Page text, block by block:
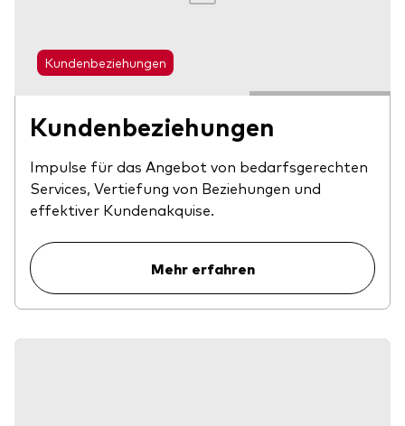
Kundenbeziehungen
Kundenbeziehungen
Impulse für das Angebot von bedarfsgerechten
Services, Vertiefung von Beziehungen und
effektiver Kundenakquise.
Mehr erfahren